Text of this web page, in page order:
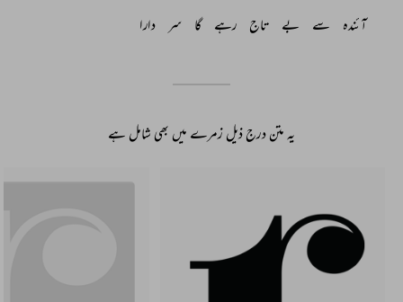
آئندہ
سے بے تاج رہے گا سر دارا
یہ متن درج ذیل زمرے میں بھی شامل ہے